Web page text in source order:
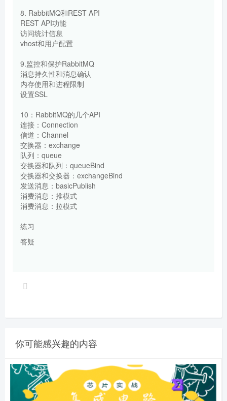
8. RabbitMQ和REST API
REST API功能
访问统计信息
vhost和用户配置
9.监控和保护RabbitMQ
消息持久性和消息确认
内存使用和进程限制
设置SSL
10：RabbitMQ的几个API
连接：Connection
信道：Channel
交换器：exchange
队列：queue
交换器和队列：queueBind
交换器和交换器：exchangeBind
发送消息：basicPublish
消费消息：推模式
消费消息：拉模式
练习
答疑
你可能感兴趣的内容